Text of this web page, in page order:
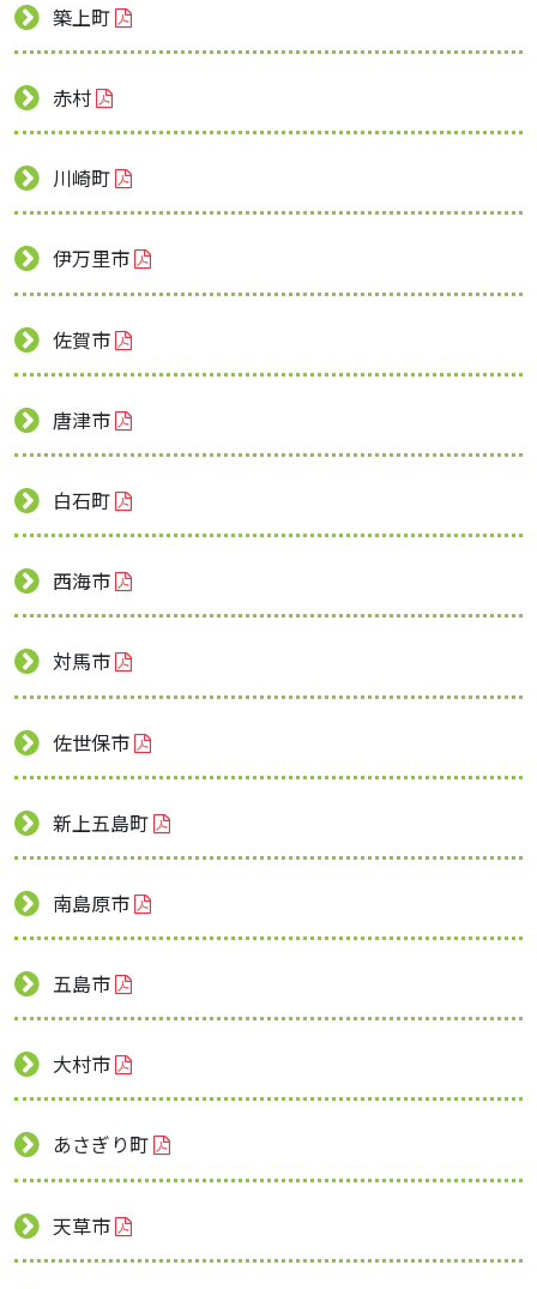
築上町
赤村
川崎町
伊万里市
佐賀市
唐津市
白石町
西海市
対馬市
佐世保市
新上五島町
南島原市
五島市
大村市
あさぎり町
天草市